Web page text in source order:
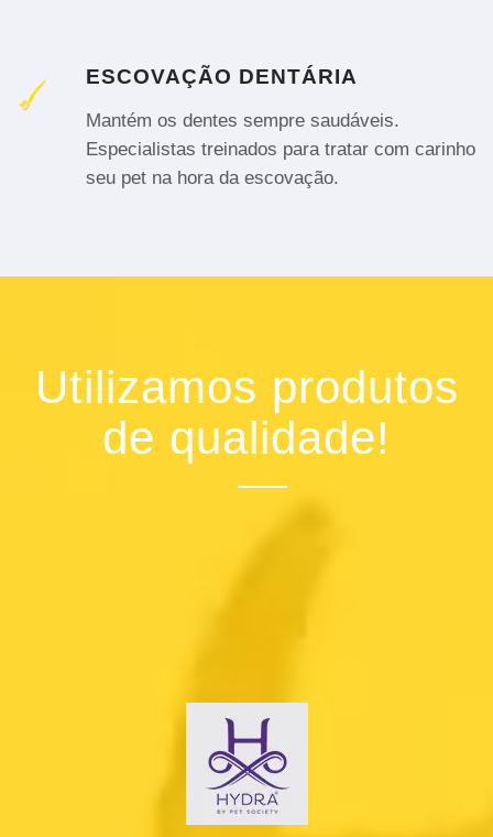
ESCOVAÇÃO DENTÁRIA
Mantém os dentes sempre saudáveis.
Especialistas treinados para tratar com carinho
seu pet na hora da escovação.
Utilizamos produtos
de qualidade!